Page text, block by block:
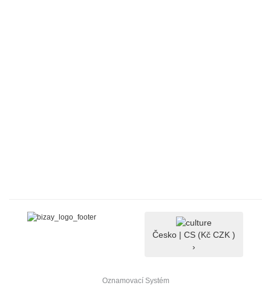
Česko | CS (Kč CZK )
›
Oznamovací Systém